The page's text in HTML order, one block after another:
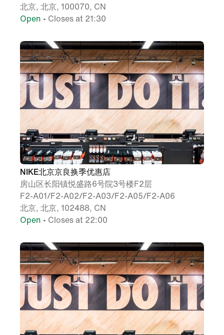
北京, 北京, 100070, CN
Open • Closes at 21:30
NIKE北京京良换季优惠店
房山区长阳镇悦盛路6号院3号楼F2层
F2-A01/F2-A02/F2-A03/F2-A05/F2-A06
北京, 北京, 102488, CN
Open • Closes at 22:00